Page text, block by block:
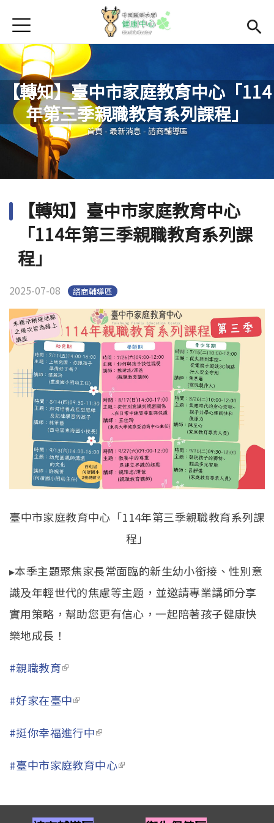
首頁
Open
學務處首頁(link is external)
Open submenu (關於我們)
關於我們
Open submenu (諮商輔導區)
諮商輔導區
Open submenu (資源教室)
資源教室
Open submenu (衛生保健區)
衛生保健區
生命教育
Jump to Navigation
Jump to Main content
【轉知】臺中市家庭教育中心「114
年第三季親職教育系列課程」
您在這裡
首頁- 最新消息 - 諮商輔導區
【轉知】臺中市家庭教育中心
「114年第三季親職教育系列課
程」
2025-07-08 諮商輔導區
臺中市家庭教育中心「114年第三季親職教育系列課
程」
▸本季主題聚焦家長常面臨的新生幼小銜接、性別意
識及年輕世代的焦慮等主題，並邀請專業講師分享
實用策略，幫助您更有信心，一起陪著孩子健康快
樂地成長！
#親職教育(link is external)
#好家在臺中(link is external)
#挺你幸福進行中(link is external)
#臺中市家庭教育中心(link is external)